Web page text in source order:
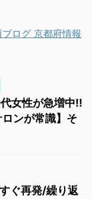
女性が急増中!!
ロンが常識】そ
ぐ再発/繰り返